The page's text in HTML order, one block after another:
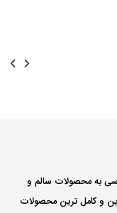
به محصولات سالم و
و کامل ترین محصولات